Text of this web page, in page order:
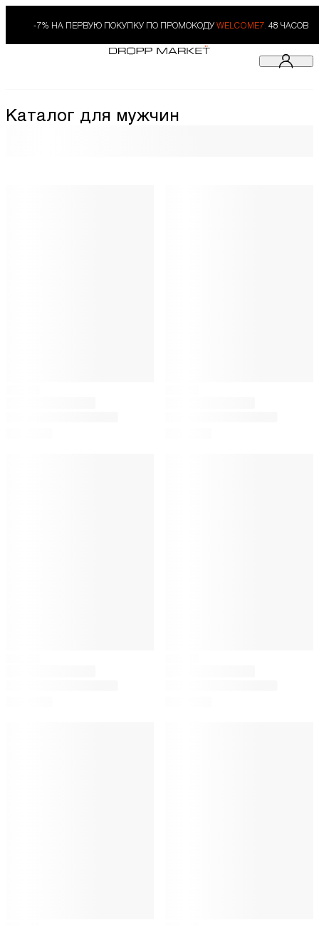
-7% НА ПЕРВУЮ ПОКУПКУ ПО ПРОМОКОДУ WELCOME7. 48 ЧАСОВ
Каталог для мужчин